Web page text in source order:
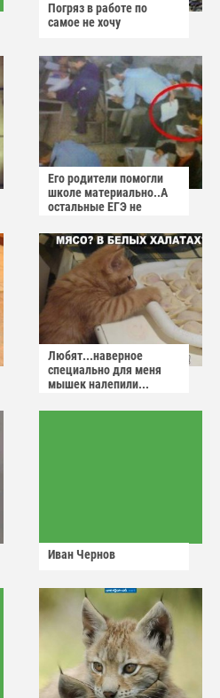
Погряз в работе по
самое не хочу
Его родители помогли
школе материально..А
остальные ЕГЭ не
Любят...наверное
специально для меня
мышек налепили...
Иван Чернов